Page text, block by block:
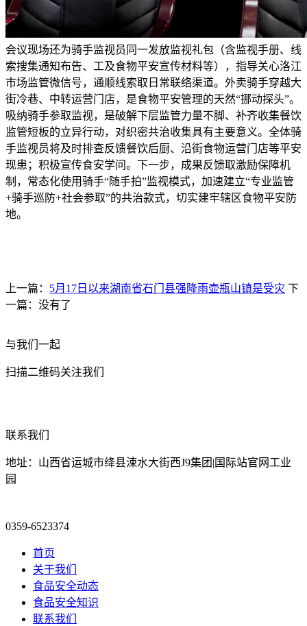
会议现场还为骑手监视员同一发放监视礼包（含监视手册、线
索搜集通知布告、工及食物平安宣传材料等），指导关心洛江
市场监管微信号，通顺线索取日常联络渠道。外卖骑手穿越大
街冷巷、中转运营门店，是食物平安管理的天然“挪动探头”。
吸纳骑手参取监视，是破解下层监管力量不脚、补齐收集餐饮
监管短板的立异行动，对织密共治收集具有主要意义。全体骑
手监视员将及时排查反馈餐饮后厨、沿街食物运营门店等平安
现患；积极宣传食安学问。下一步，成果反馈取激励保障机
制，常态化使用骑手“随手拍”监视模式，加速建立“专业监管
+骑手巡防+社会参取”的共治款式，切实建牢辖区食物平安防
地。
上一篇： 5月17日以来湖南省石门县强降雨壶瓶山镇是受灾 下
一篇：没有了
与我们一起
扫描二维码关注我们
联系我们
地址：山西省运城市绛县涑水大街西J9集团|国际站官网工业
园
0359-6523374
首页
关于我们
食品安全动态
食品安全知识
联系我们